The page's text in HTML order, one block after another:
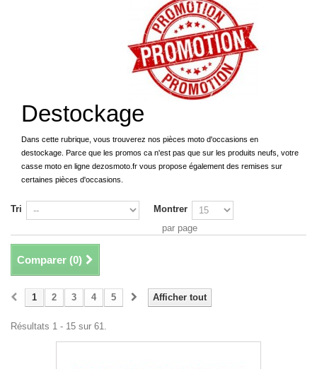
Destockage
Dans cette rubrique, vous trouverez nos pièces moto d'occasions en
destockage. Parce que les promos ca n'est pas que sur les produits neufs, votre
casse moto en ligne dezosmoto.fr vous propose également des remises sur
certaines pièces d'occasions.
Tri
Montrer
par page
Comparer (0)
Afficher tout
1 2 3 4 5
Résultats 1 - 15 sur 61.